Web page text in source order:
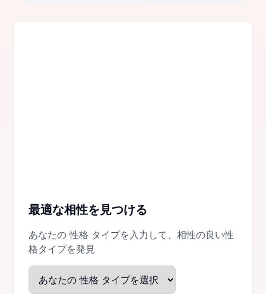
最適な相性を見つける
あなたの 性格 タイプを入力して、相性の良い性
格タイプを発見